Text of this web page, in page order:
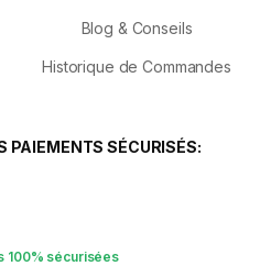
Blog & Conseils
Historique de Commandes
PAIEMENTS SÉCURISÉS:
100% sécurisées